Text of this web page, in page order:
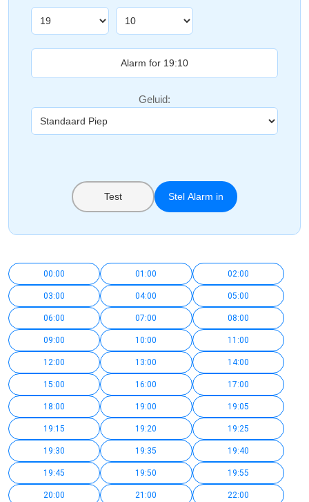
Geluid:
Test Stel Alarm in
00:00 01:00 02:00
03:00 04:00 05:00
06:00 07:00 08:00
09:00 10:00 11:00
12:00 13:00 14:00
15:00 16:00 17:00
18:00 19:00 19:05
19:15 19:20 19:25
19:30 19:35 19:40
19:45 19:50 19:55
20:00 21:00 22:00